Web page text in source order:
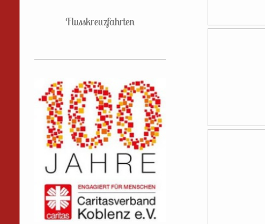
Flusskreuzfahrten